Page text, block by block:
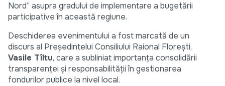
Nord” asupra gradului de implementare a bugetării
participative în această regiune.
Deschiderea evenimentului a fost marcată de un
discurs al Președintelui Consiliului Raional Florești,
Vasile Tîltu, care a subliniat importanța consolidării
transparenței și responsabilității în gestionarea
fondurilor publice la nivel local.